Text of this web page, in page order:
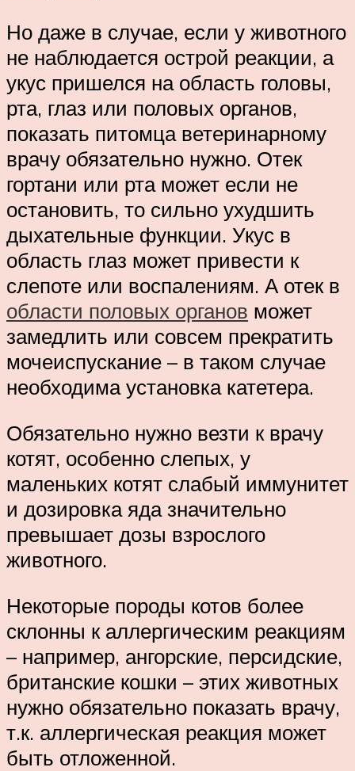
Но даже в случае, если у животного
не наблюдается острой реакции, а
укус пришелся на область головы,
рта, глаз или половых органов,
показать питомца ветеринарному
врачу обязательно нужно. Отек
гортани или рта может если не
остановить, то сильно ухудшить
дыхательные функции. Укус в
область глаз может привести к
слепоте или воспалениям. А отек в
области половых органов может
замедлить или совсем прекратить
мочеиспускание – в таком случае
необходима установка катетера.
Обязательно нужно везти к врачу
котят, особенно слепых, у
маленьких котят слабый иммунитет
и дозировка яда значительно
превышает дозы взрослого
животного.
Некоторые породы котов более
склонны к аллергическим реакциям
– например, ангорские, персидские,
британские кошки – этих животных
нужно обязательно показать врачу,
т.к. аллергическая реакция может
быть отложенной.